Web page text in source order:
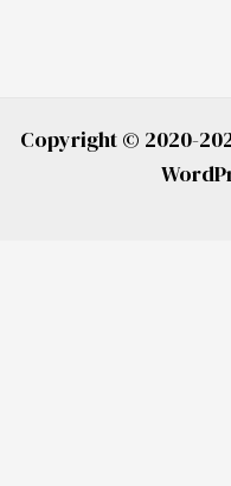
Copyright © 2020-